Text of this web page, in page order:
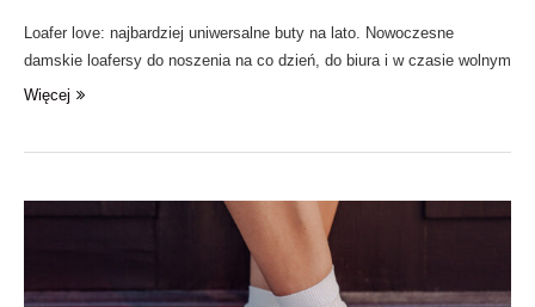
Loafer love: najbardziej uniwersalne buty na lato. Nowoczesne
damskie loafersy do noszenia na co dzień, do biura i w czasie wolnym
Więcej